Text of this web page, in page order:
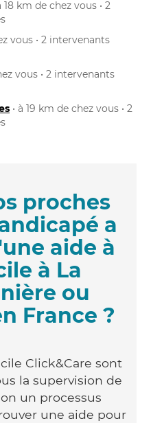
18 km de chez vous • 2
vous • 2 intervenants
vous • 2 intervenants
• à 19 km de chez vous • 2
proches
a
aide à
à La
ou
France ?
Click&Care sont
la supervision de
un processus
une aide pour